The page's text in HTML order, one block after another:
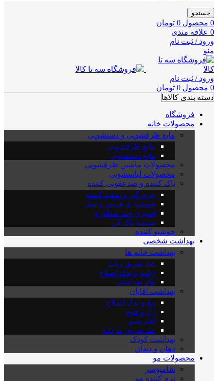
جستجو
0 محصول 0 تومان
0 علاقه مندی
ورود / ثبت نام
منو
ورود / ثبت نام
0 محصول 0 تومان
دسته بندی کالاها
فروشگاه
محصولات خانه
مایع ظرفشویی و دستشویی
مایع ظرفشویی
مایع دستشویی
محصولات ماشین ظرفشویی
محصولات لباسشویی
پاک کننده و ضدعفونی کننده
جرم گیر و سفید کننده
شوینده ی فرش و مبل
اسپری چند منظوره
شیشه پاک کن
خوشبو کننده
بهداشت شخصی
بهداشت خانم ها
ضد تعریق زنانه
ژیلت و یدک اصلاح
نوار بهداشتی
بهداشت اقایان
تیغ و یدک اصلاح
ژل و فوم
افتر شیو
ضد تعریق مردانه
بهداشت کودک
دهان و دندان
محصولات مو
شامپوسر
نرم کننده مو